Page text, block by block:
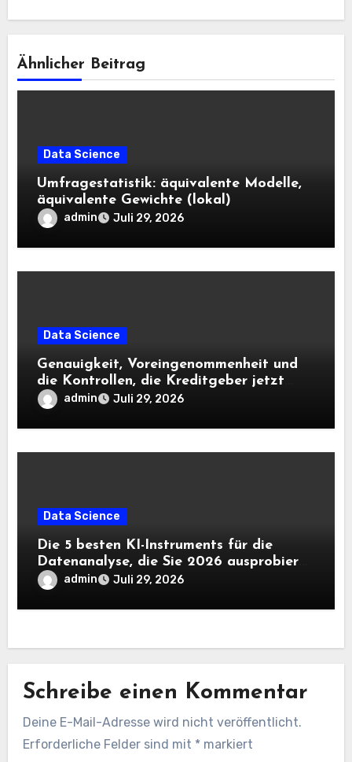
Ähnlicher Beitrag
Data Science
Umfragestatistik: äquivalente Modelle,
äquivalente Gewichte (lokal)
admin Juli 29, 2026
Data Science
Genauigkeit, Voreingenommenheit und
die Kontrollen, die Kreditgeber jetzt
benötigen |
admin Juli 29, 2026
Data Science
Die 5 besten KI-Instruments für die
Datenanalyse, die Sie 2026 ausprobieren
solltenadmin Juli 29, 2026
Schreibe einen Kommentar
Deine E-Mail-Adresse wird nicht veröffentlicht.
Erforderliche Felder sind mit * markiert